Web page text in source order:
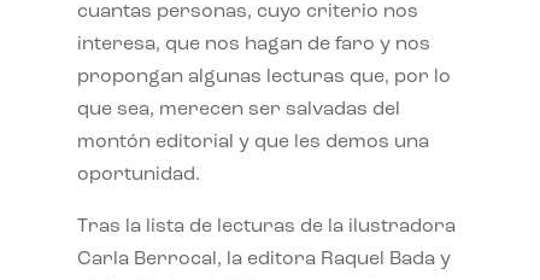
cuantas personas, cuyo criterio nos
interesa, que nos hagan de faro y nos
propongan algunas lecturas que, por lo
que sea, merecen ser salvadas del
montón editorial y que les demos una
oportunidad.
Tras la lista de lecturas de la ilustradora
Carla Berrocal, la editora Raquel Bada y